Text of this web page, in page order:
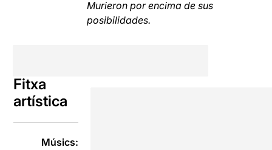
Murieron por encima de sus
posibilidades.
Fitxa
artística
Músics: